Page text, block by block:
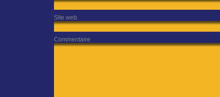
Site web
Commentaire